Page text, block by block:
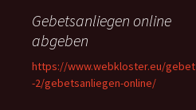
Gebetsanliegen online
abgeben
https://www.webkloster.eu/gebet
-2/gebetsanliegen-online/